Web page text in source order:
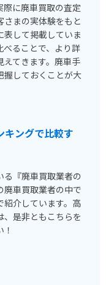
に廃車買取の査定
まの実体験をもと
表して掲載していま
ることで、より詳
えてきます。廃車手
握しておくことが大
キングで比較す
る『廃車買取業者の
廃車買取業者の中で
紹介しています。高
、是非ともこちらを